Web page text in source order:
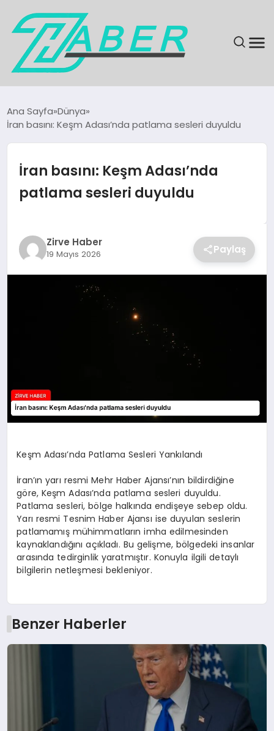
EKONOMI
MAGAZIN
KÜLTÜR & SANAT
Ana Sayfa Dünya
İran basını: Keşm Adası’nda patlama sesleri duyuldu
İran basını: Keşm Adası’nda
patlama sesleri duyuldu
Zirve Haber
19 Mayıs 2026 Paylaş
Keşm Adası’nda Patlama Sesleri Yankılandı
İran’ın yarı resmi Mehr Haber Ajansı’nın bildirdiğine
göre, Keşm Adası’nda patlama sesleri duyuldu.
Patlama sesleri, bölge halkında endişeye sebep oldu.
Yarı resmi Tesnim Haber Ajansı ise duyulan seslerin
patlamamış mühimmatların imha edilmesinden
kaynaklandığını açıkladı. Bu gelişme, bölgedeki insanlar
arasında tedirginlik yaratmıştır. Konuyla ilgili detaylı
bilgilerin netleşmesi bekleniyor.
Benzer Haberler